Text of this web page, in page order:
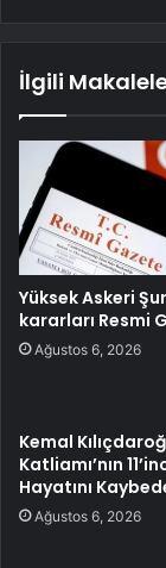
İlgili
Yüksek Askeri
kararları Resmi
Ağustos 6, 2026
Kemal
Katliamı’nın
Hayatını
Ağustos 6, 2026